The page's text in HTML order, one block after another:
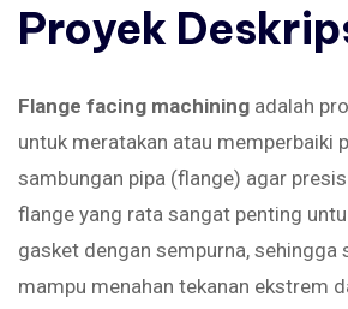
Proyek
Flange facing machining adalah
untuk meratakan atau memperbaiki
sambungan pipa (flange) agar
flange yang rata sangat penting
gasket dengan sempurna, sehingga
mampu menahan tekanan ekstrem